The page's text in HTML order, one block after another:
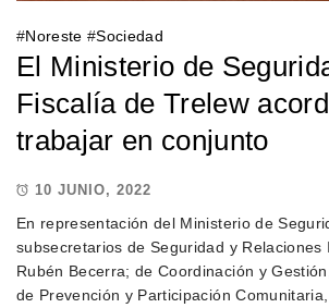
#Noreste #Sociedad
El Ministerio de
Fiscalía de Trelew
trabajar en conjunto
10 JUNIO, 2022
En representación del Ministerio de
subsecretarios de Seguridad y Relaciones
Rubén Becerra; de Coordinación y
de Prevención y Participación